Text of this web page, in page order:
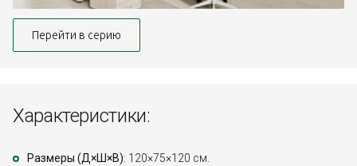
Перейти в серию
Характеристики:
Размеры (Д×Ш×В): 120×75×120 см.